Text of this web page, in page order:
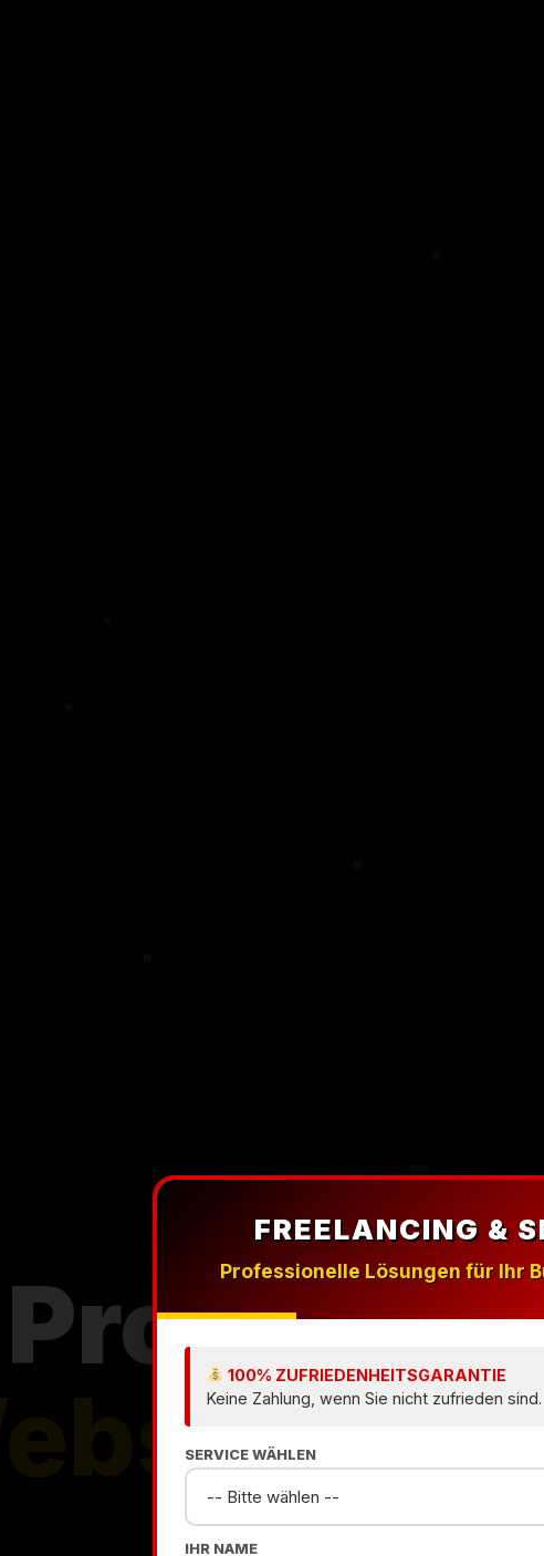
FREELANCING &
Professionelle Lösungen für Ihr
100% ZUFRIEDENHEITSGARANTIE
Keine Zahlung, wenn Sie nicht zufrieden sind.
SERVICE WÄHLEN
IHR NAME
HAMBURGS #1 WEBDESIGN
Shopify